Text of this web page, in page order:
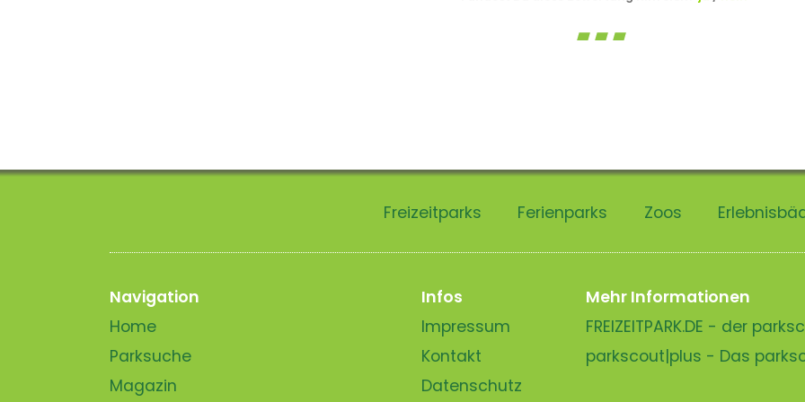
Freizeitparks Ferienparks Zoos
Navigation
Home
Parksuche
Magazin
Infos
Impressum
Kontakt
Datenschutz
Mehr Informationen
FREIZEITPARK.DE - der
parkscout|plus - Das